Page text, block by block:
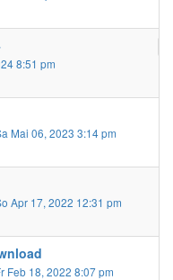
8:51 pm
Mai 06, 2023 3:14 pm
Apr 17, 2022 12:31 pm
Feb 18, 2022 8:07 pm